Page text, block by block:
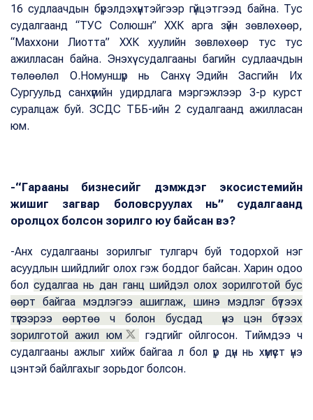
16 судлаачдын бүрэлдэхүүнтэйгээр гүйцэтгээд байна. Тус
судалгаанд “ТУС Солюшн” ХХК арга зүйн зөвлөхөөр,
“Маххони Лиотта” ХХК хуулийн зөвлөхөөр тус тус
ажилласан байна. Энэхүү судалгааны багийн судлаачдын
төлөөлөл О.Номуншүр нь Санхүү Эдийн Засгийн Их
Сургуульд санхүүгийн удирдлага мэргэжлээр 3-р курст
суралцаж буй. ЗСДС ТББ-ийн 2 судалгаанд ажилласан
юм.
-“Гарааны бизнесийг дэмждэг экосистемийн
жишиг загвар боловсруулах нь” судалгаанд
оролцох болсон зорилго юу байсан вэ?
-Анх судалгааны зорилгыг тулгарч буй тодорхой нэг
асуудлын шийдлийг олох гэж боддог байсан. Харин одоо
болсудалгаа нь дан ганц шийдэл олох зорилготой бус
өөрт байгаа мэдлэгээ ашиглаж, шинэ мэдлэг бүтээх
түүгээрээ өөртөө ч болон бусдад үнэ цэн бүтээх
зорилготой ажил юм
гэдгийг ойлгосон. Тиймдээ ч
судалгааны ажлыг хийж байгаа л бол үр дүн нь хүмүүст үнэ
цэнтэй байлгахыг зорьдог болсон.